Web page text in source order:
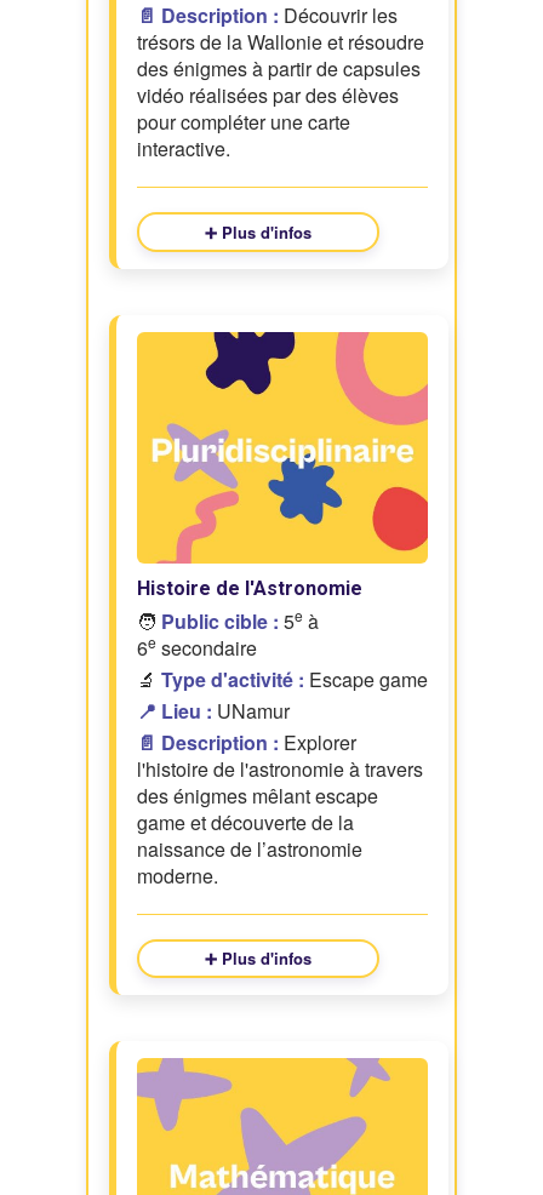
📄 Description : Découvrir les
trésors de la Wallonie et résoudre
des énigmes à partir de capsules
vidéo réalisées par des élèves
pour compléter une carte
interactive.
➕ Plus d'infos
Histoire de l'Astronomie
🧑 Public cible : 5e à
6e secondaire
🔬 Type d'activité : Escape game
📍 Lieu : UNamur
📄 Description : Explorer
l'histoire de l'astronomie à travers
des énigmes mêlant escape
game et découverte de la
naissance de l’astronomie
moderne.
➕ Plus d'infos